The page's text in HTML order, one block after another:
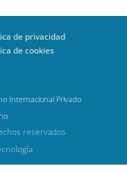
de privacidad
de cookies
Internacional Privado
reservados